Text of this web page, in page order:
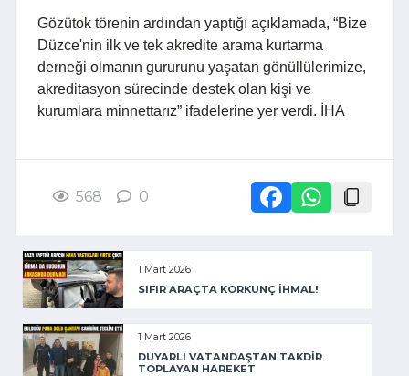
Gözütok törenin ardından yaptığı açıklamada, “Bize
Düzce'nin ilk ve tek akredite arama kurtarma
derneği olmanın gururunu yaşatan gönüllülerimize,
akreditasyon sürecinde destek olan kişi ve
kurumlara minnettarız” ifadelerine yer verdi. İHA
568 0
1 Mart 2026
SIFIR ARAÇTA KORKUNÇ İHMAL!
1 Mart 2026
DUYARLI VATANDAŞTAN TAKDİR
TOPLAYAN HAREKET